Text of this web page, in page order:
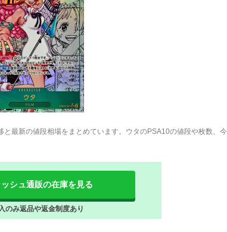
最新の値段相場をまとめています。ウタのPSA10の値段や枚数、今
シュ通販の在庫を見る
のみ返品や返金制度あり